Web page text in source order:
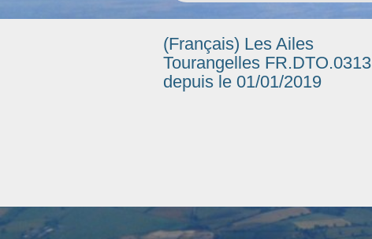
(Français) Les Ailes
Tourangelles FR.DTO.0313
depuis le 01/01/2019